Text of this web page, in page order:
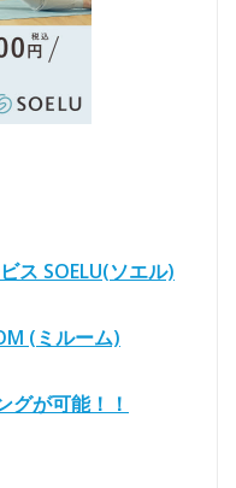
ス SOELU(ソエル)
(ミルーム)
グが可能！！